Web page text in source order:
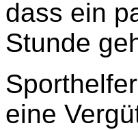
dass ein
Stunde
eine